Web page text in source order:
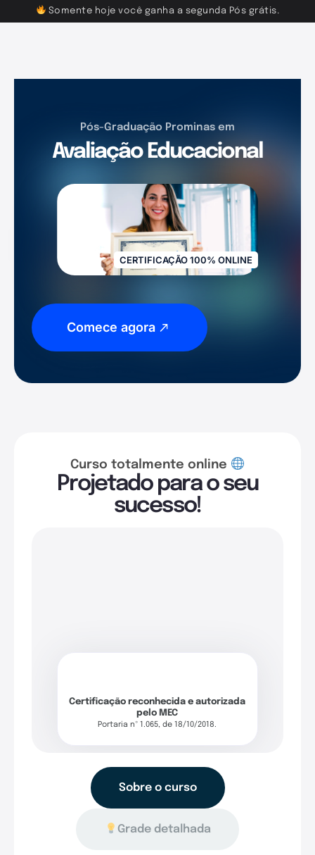
Somente hoje você ganha a segunda Pós grátis.
Pós-Graduação Prominas em
Avaliação Educacional
CERTIFICAÇÃO 100% ONLINE
Comece agora
Curso totalmente online
Projetado para o seu
sucesso!
Certificação reconhecida e autorizada
pelo MEC
Portaria nº 1.065, de 18/10/2018.
Sobre o curso
Grade detalhada